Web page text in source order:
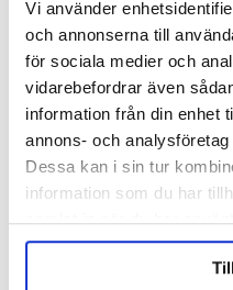
Vi använder
och annonserna till
för sociala medier och
vidarebefordrar även
information från din enhet
annons- och
Dessa kan i sin tur
information som du har
samlat in när du har
Reviews
Ask about product